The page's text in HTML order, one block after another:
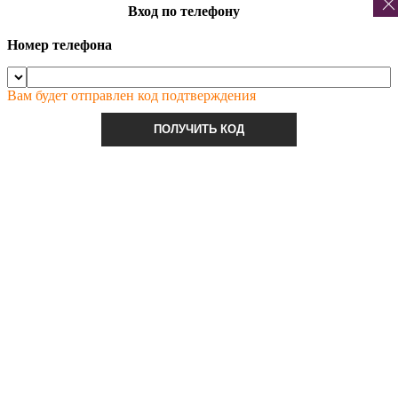
Вход по телефону
Номер телефона
Вам будет отправлен код подтверждения
ПОЛУЧИТЬ КОД